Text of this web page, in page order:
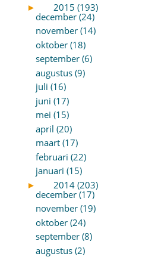
►
2015 (193)
december (24)
november (14)
oktober (18)
september (6)
augustus (9)
juli (16)
juni (17)
mei (15)
april (20)
maart (17)
februari (22)
januari (15)
►
2014 (203)
december (17)
november (19)
oktober (24)
september (8)
augustus (2)